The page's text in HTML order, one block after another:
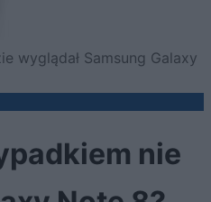
wyglądał Samsung Galaxy
nie